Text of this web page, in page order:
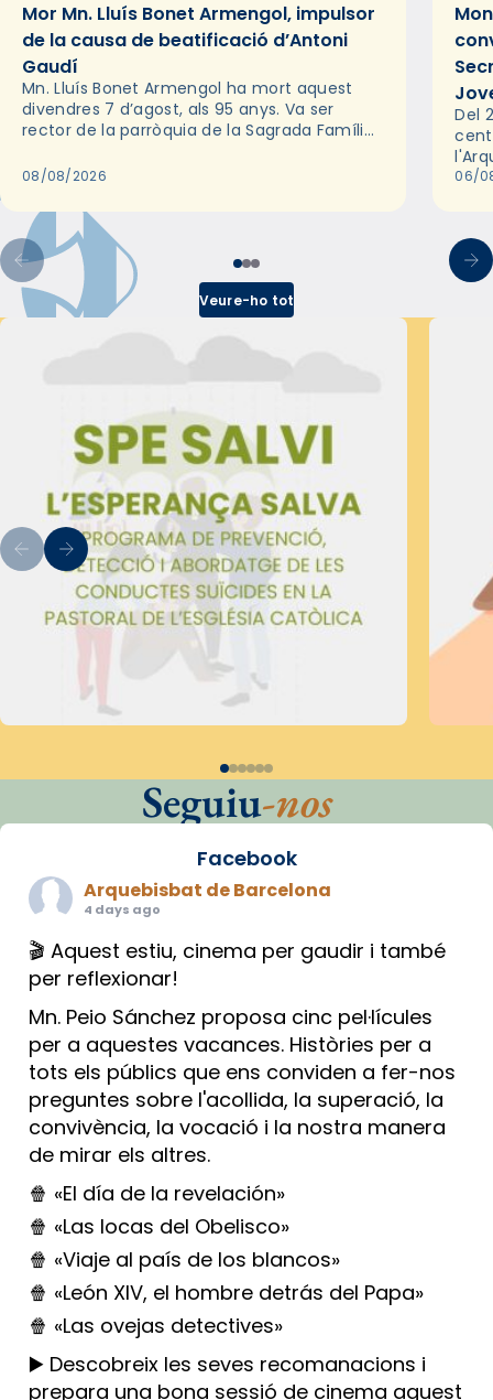
Mor Mn. Lluís Bonet Armengol, impulsor
de la causa de beatificació d’Antoni
Gaudí
Mn. Lluís Bonet Armengol ha mort aquest
divendres 7 d’agost, als 95 anys. Va ser
rector de la parròquia de la Sagrada Família
2018,…
08/08/2026
Del
les
06/
Veure-ho tot
Seguiu-nos
Facebook
Arquebisbat de Barcelona
4 days ago
🎬 Aquest estiu, cinema per gaudir i també
per reflexionar!
Mn. Peio Sánchez proposa cinc pel·lícules
per a aquestes vacances. Històries per a
tots els públics que ens conviden a fer-nos
preguntes sobre l'acollida, la superació, la
convivència, la vocació i la nostra manera
de mirar els altres.
🍿 «El día de la revelación»
🍿 «Las locas del Obelisco»
🍿 «Viaje al país de los blancos»
🍿 «León XIV, el hombre detrás del Papa»
🍿 «Las ovejas detectives»
▶️ Descobreix les seves recomanacions i
prepara una bona sessió de cinema aquest